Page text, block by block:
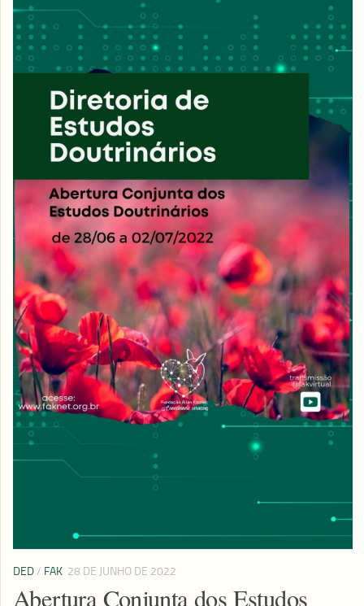
DED/ FAK 28 DE JUNHO DE 2022
Abertura Conjunta dos Estudos